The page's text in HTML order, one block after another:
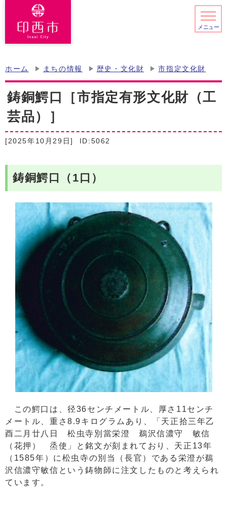
メニュー
ホーム まちの情報 歴史・文化財 市指定文化財
鋳銅鰐口［市指定有形文化財（工
芸品）］
[2025年10月29日] ID:5062
鋳銅鰐口（1口）
この鰐口は、径36センチメートル、厚さ11センチ
メートル、重さ8.9キログラムあり、「天正拾三年乙
酉二月廿八日 松虫寺別當栄澄 鵜沢信濃守 敏信
（花押） 烝使」と銘文が刻まれており、天正13年
（1585年）に松虫寺の別当（長官）である栄澄が鵜
沢信濃守敏信という鋳物師に注文したものと考えられ
ています。